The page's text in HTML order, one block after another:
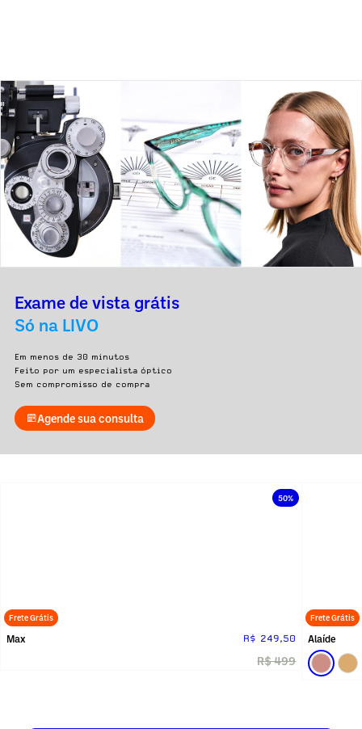
Exame de vista grátis
Só na LIVO
Em menos de 30 minutos
Feito por um especialista óptico
Sem compromisso de compra
Agende sua consulta
50%
Frete Grátis
Max R$ 249,50
R$ 499
Frete Grátis
Alaíde